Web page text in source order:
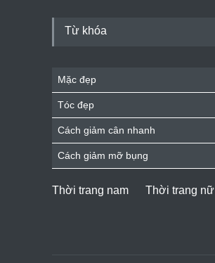
Từ khóa
Mặc đẹp
Tóc đẹp
Cách giảm cân nhanh
Cách giảm mỡ bụng
Thời trang nam Thời trang nữ